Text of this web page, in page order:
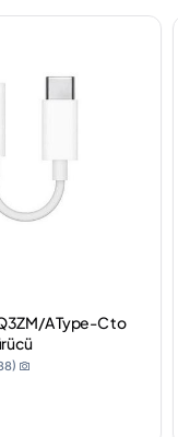
A Type-C to